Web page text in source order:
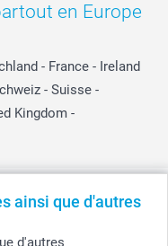
ainsi que d'autres
d'autres
en Europe
- France - Ireland
- Suisse -
Kingdom -
et hors frais de port.